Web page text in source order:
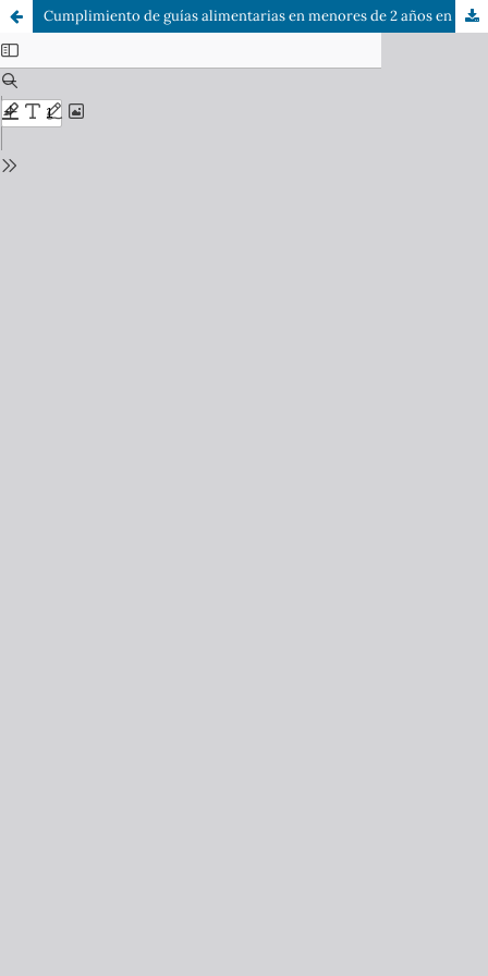
Cumplimiento de guías alimentarias en menores de 2 años en América del Sur entre 2000 y 2018: Una revisión panorámica